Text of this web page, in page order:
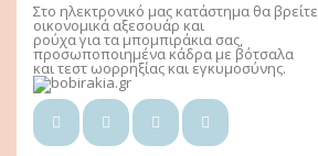
Στο ηλεκτρονικό μας κατάστημα θα βρείτε
οικονομικά αξεσουάρ και
ρούχα για τα μπομπιράκια σας,
προσωποποιημένα κάδρα με βότσαλα
και τεστ ωορρηξίας και εγκυμοσύνης.